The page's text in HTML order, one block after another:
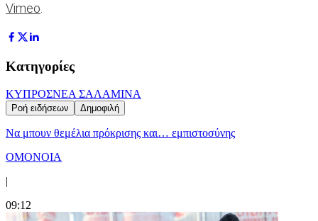
Vimeo.
Κατηγορίες
ΚΥΠΡΟΣΝΕΑ ΣΑΛΑΜΙΝΑ
Ροή ειδήσεων Δημοφιλή
Να μπουν θεμέλια πρόκρισης και… εμπιστοσύνης
ΟΜΟΝΟΙΑ
|
09:12